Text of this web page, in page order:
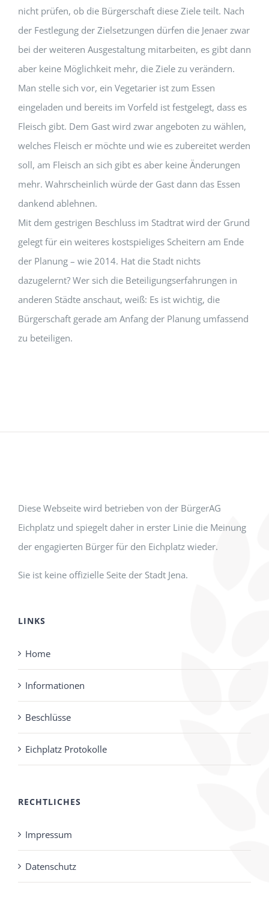
nicht prüfen, ob die Bürgerschaft diese Ziele teilt. Nach
der Festlegung der Zielsetzungen dürfen die Jenaer zwar
bei der weiteren Ausgestaltung mitarbeiten, es gibt dann
aber keine Möglichkeit mehr, die Ziele zu verändern.
Man stelle sich vor, ein Vegetarier ist zum Essen
eingeladen und bereits im Vorfeld ist festgelegt, dass es
Fleisch gibt. Dem Gast wird zwar angeboten zu wählen,
welches Fleisch er möchte und wie es zubereitet werden
soll, am Fleisch an sich gibt es aber keine Änderungen
mehr. Wahrscheinlich würde der Gast dann das Essen
dankend ablehnen.
Mit dem gestrigen Beschluss im Stadtrat wird der Grund
gelegt für ein weiteres kostspieliges Scheitern am Ende
der Planung – wie 2014. Hat die Stadt nichts
dazugelernt? Wer sich die Beteiligungserfahrungen in
anderen Städte anschaut, weiß: Es ist wichtig, die
Bürgerschaft gerade am Anfang der Planung umfassend
zu beteiligen.
Diese Webseite wird betrieben von der BürgerAG
Eichplatz und spiegelt daher in erster Linie die Meinung
der engagierten Bürger für den Eichplatz wieder.
Sie ist keine offizielle Seite der Stadt Jena.
LINKS
Home
Informationen
Beschlüsse
Eichplatz Protokolle
RECHTLICHES
Impressum
Datenschutz